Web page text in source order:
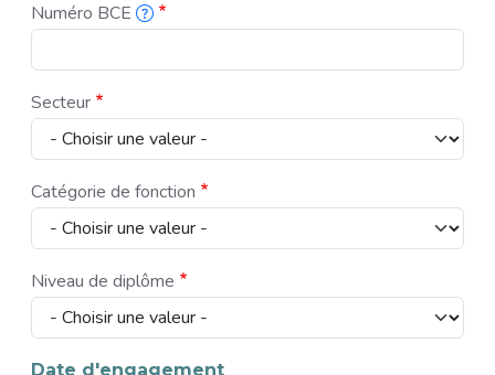
Numéro BCE
Secteur
Catégorie de fonction
Niveau de diplôme
Date d'engagement